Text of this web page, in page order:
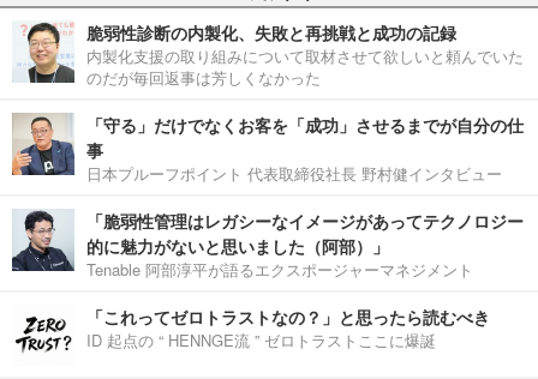
脆弱性診断の内製化、失敗と再挑戦と成功の記録
内製化支援の取り組みについて取材させて欲しいと頼んでいた
のだが毎回返事は芳しくなかった
「守る」だけでなくお客を「成功」させるまでが自分の仕
事
日本プルーフポイント 代表取締役社長 野村健インタビュー
「脆弱性管理はレガシーなイメージがあってテクノロジー
的に魅力がないと思いました（阿部）」
Tenable 阿部淳平が語るエクスポージャーマネジメント
「これってゼロトラストなの？」と思ったら読むべき
ID 起点の “ HENNGE流 ” ゼロトラストここに爆誕